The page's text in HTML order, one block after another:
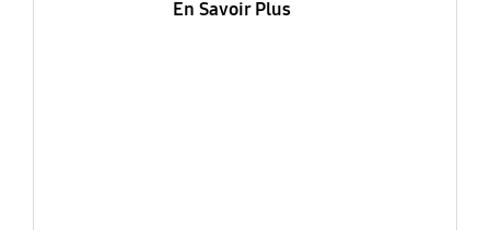
En Savoir Plus